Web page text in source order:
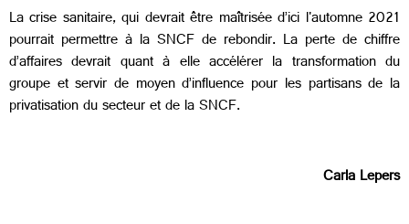
La crise sanitaire, qui devrait être maîtrisée d’ici l'automne 2021
pourrait permettre à la SNCF de rebondir. La perte de chiffre
d’affaires devrait quant à elle accélérer la transformation du
groupe et servir de moyen d’influence pour les partisans de la
privatisation du secteur et de la SNCF.
Carla Lepers